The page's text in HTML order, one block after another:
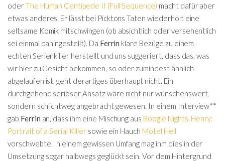
oderThe Human Centipede II (Full Sequence) macht dafür aber
etwas anderes. Er lässt bei Picktons Taten wiederholt eine
seltsame Komik mitschwingen (ob absichtlich oder versehentlich
sei einmal dahingestellt). Da Ferrin klare Bezüge zu einem
echten Serienkiller herstellt und uns suggeriert, dass das, was
wir hier zu Gesicht bekommen, so oder zumindest ähnlich
abgelaufen ist, geht derartiges überhaupt nicht. Ein
durchgehend seriöser Ansatz wäre nicht nur wünschenswert,
sondern schlichtweg angebracht gewesen. In einem Interview**
gab Ferrin an, dass ihm eine Mischung aus Boogie Nights Henry:
Portrait of a Serial Killersowie ein Hauch Motel Hell
vorschwebte. In einem gewissen Umfang mag ihm dies in der
Umsetzung sogar halbwegs geglückt sein. Vor dem Hintergrund